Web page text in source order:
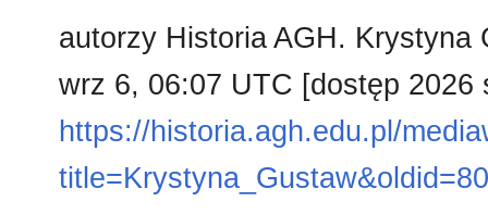
autorzy Historia AGH.
wrz 6, 06:07 UTC [dostęp
https://historia.agh.edu.pl/